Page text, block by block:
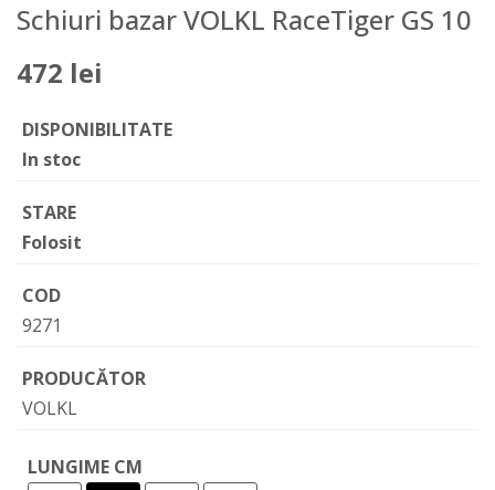
Schiuri bazar VOLKL RaceTiger GS 10
472 lei
DISPONIBILITATE
In stoc
STARE
Folosit
COD
9271
PRODUCĂTOR
VOLKL
LUNGIME CM